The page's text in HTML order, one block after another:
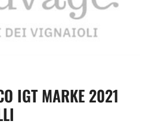
IGT MARKE 2021